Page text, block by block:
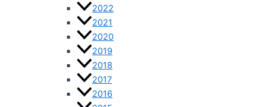
2022
2021
2020
2019
2018
2017
2016